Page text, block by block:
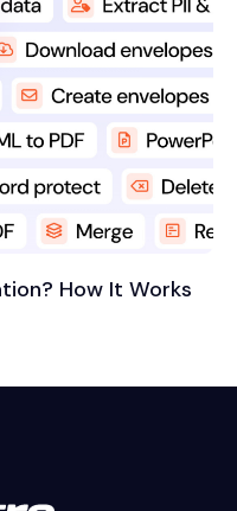
How It Works